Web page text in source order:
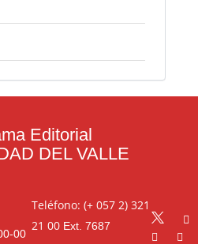
Editorial
DEL VALLE
00
Teléfono: (+ 057 2) 321
21 00Ext. 7687